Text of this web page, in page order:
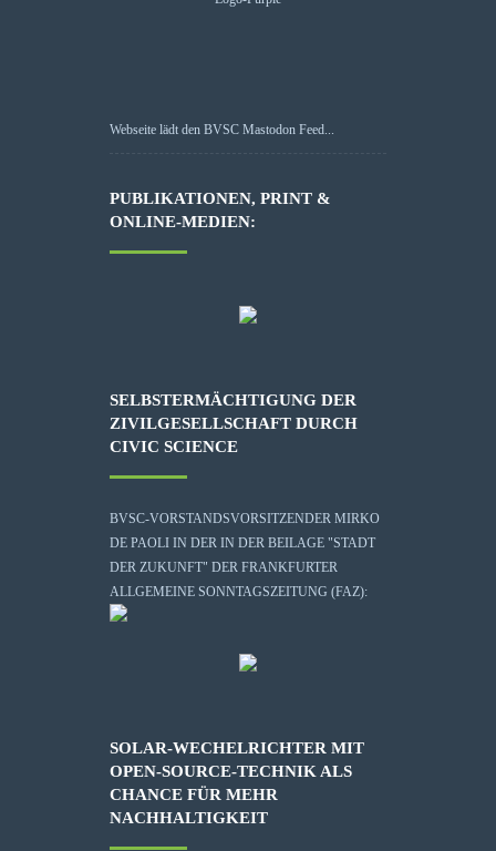
Webseite lädt den BVSC Mastodon Feed...
PUBLIKATIONEN, PRINT &
ONLINE-MEDIEN:
SELBSTERMÄCHTIGUNG DER
ZIVILGESELLSCHAFT DURCH
CIVIC SCIENCE
BVSC-VORSTANDSVORSITZENDER MIRKO
DE PAOLI IN DER IN DER BEILAGE "STADT
DER ZUKUNFT" DER FRANKFURTER
ALLGEMEINE SONNTAGSZEITUNG (FAZ):
SOLAR-WECHELRICHTER MIT
OPEN-SOURCE-TECHNIK ALS
CHANCE FÜR MEHR
NACHHALTIGKEIT